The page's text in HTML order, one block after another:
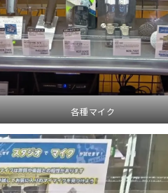
各種マイク